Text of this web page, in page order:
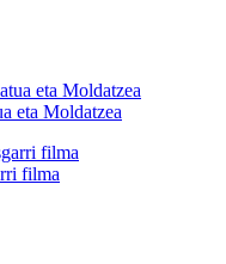
eta Moldatzea
filma